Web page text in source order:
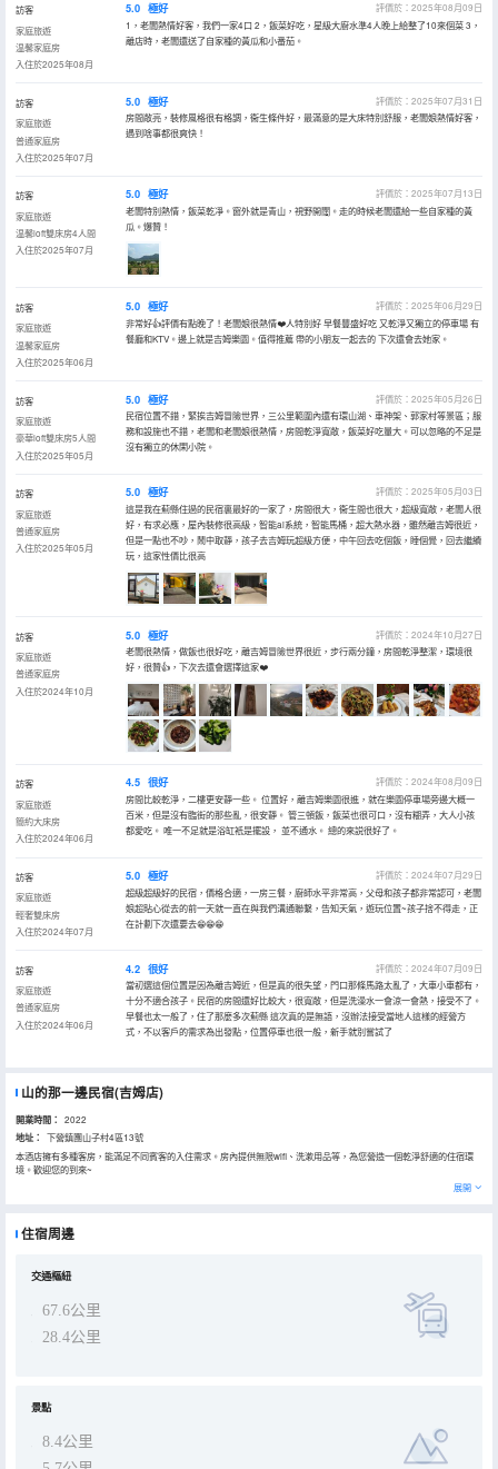
訪客
家庭旅遊
温馨家庭房
入住於2025年08月
5.0 極好
評價於：2025年08月09日
1，老闆熱情好客，我們一家4口 2，飯菜好吃，星級大廚水準4人晚上給整了10來個菜 3，
離店時，老闆還送了自家種的黃瓜和小番茄。
訪客
家庭旅遊
普通家庭房
入住於2025年07月
5.0 極好
評價於：2025年07月31日
房間敞亮，裝修風格很有格調，衞生條件好，最滿意的是大床特別舒服，老闆娘熱情好客，
遇到啥事都很爽快！
訪客
家庭旅遊
温馨loft雙床房4人間
入住於2025年07月
5.0 極好
評價於：2025年07月13日
老闆特別熱情，飯菜乾凈。窗外就是青山，視野開闊。走的時候老闆還給一些自家種的黃
瓜。爆贊！
訪客
家庭旅遊
温馨家庭房
入住於2025年06月
5.0 極好
評價於：2025年06月29日
非常好👍評價有點晚了！老闆娘很熱情❤️人特別好 早餐豐盛好吃 又乾淨又獨立的停車場 有
餐廳和KTV。邊上就是吉姆樂園。值得推薦 帶的小朋友一起去的 下次還會去她家。
訪客
家庭旅遊
豪華loft雙床房5人間
入住於2025年05月
5.0 極好
評價於：2025年05月26日
民宿位置不錯，緊挨吉姆冒險世界，三公里範圍內還有環山湖、車神架、郭家村等景區；服
務和設施也不錯，老闆和老闆娘很熱情，房間乾淨寬敞，飯菜好吃量大。可以忽略的不足是
沒有獨立的休閑小院。
訪客
家庭旅遊
普通家庭房
入住於2025年05月
5.0 極好
評價於：2025年05月03日
這是我在薊縣住過的民宿裏最好的一家了，房間很大，衞生間也很大，超級寬敞，老闆人很
好，有求必應，屋內裝修很高級，智能ai系統，智能馬桶，超大熱水器，雖然離吉姆很近，
但是一點也不吵，鬧中取靜，孩子去吉姆玩超級方便，中午回去吃個飯，睡個覺，回去繼續
玩，這家性價比很高
訪客
家庭旅遊
普通家庭房
入住於2024年10月
5.0 極好
評價於：2024年10月27日
老闆很熱情，做飯也很好吃，離吉姆冒險世界很近，步行兩分鐘，房間乾淨整潔，環境很
好，很贊👍，下次去還會選擇這家❤️
訪客
家庭旅遊
簡約大床房
入住於2024年06月
4.5 很好
評價於：2024年08月09日
房間比較乾淨，二樓更安靜一些。 位置好，離吉姆樂園很進，就在樂園停車場旁邊大概一
百米，但是沒有臨街的那些亂，很安靜。 管三頓飯，飯菜也很可口，沒有糊弄，大人小孩
都愛吃。 唯一不足就是浴缸衹是擺設， 並不通水。 總的來説很好了。
訪客
家庭旅遊
輕奢雙床房
入住於2024年07月
5.0 極好
評價於：2024年07月29日
超級超級好的民宿，價格合適，一房三餐，廚師水平非常高，父母和孩子都非常認可，老闆
娘超貼心從去的前一天就一直在與我們溝通聯繫，告知天氣，遊玩位置~孩子捨不得走，正
在計劃下次還要去😁😁😁
訪客
家庭旅遊
普通家庭房
入住於2024年06月
4.2 很好
評價於：2024年07月09日
當初選這個位置是因為離吉姆近，但是真的很失望，門口那條馬路太亂了，大車小車都有，
十分不適合孩子。民宿的房間還好比較大，很寬敞，但是洗澡水一會涼一會熱，接受不了。
早餐也太一般了，住了那麼多次薊縣 這次真的是無語，沒辦法接受當地人這樣的經營方
式，不以客戶的需求為出發點，位置停車也很一般，新手就別嘗試了
山的那一邊民宿(吉姆店)
開業時間： 2022
地址：
下營鎮團山子村4區13號
本酒店擁有多種客房，能滿足不同賓客的入住需求。房內提供無限wifi、洗漱用品等，為您營造一個乾淨舒適的住宿環
境。歡迎您的到來~
展開
住宿周邊
交通樞紐
67.6公里
28.4公里
景點
8.4公里